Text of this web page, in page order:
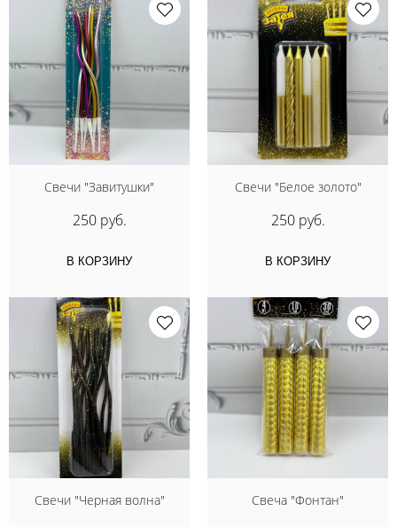
Свечи "Завитушки"
250 руб.
В КОРЗИНУ
Свечи "Белое золото"
250 руб.
В КОРЗИНУ
Свечи "Черная волна" Свеча "Фонтан"